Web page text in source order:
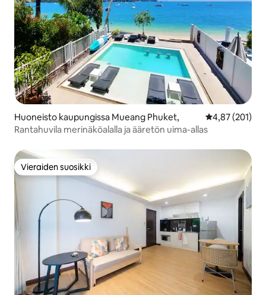
Huoneisto kaupungissa Mueang Phuket,
4,87 (201)
Rantahuvila merinäköalalla ja ääretön uima-allas
Vieraiden suosikki
Vieraiden suosikki